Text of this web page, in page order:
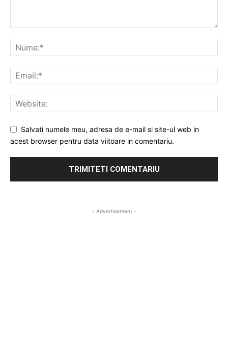
Salvati numele meu, adresa de e-mail si site-ul web in
acest browser pentru data viitoare in comentariu.
- Advertisement -